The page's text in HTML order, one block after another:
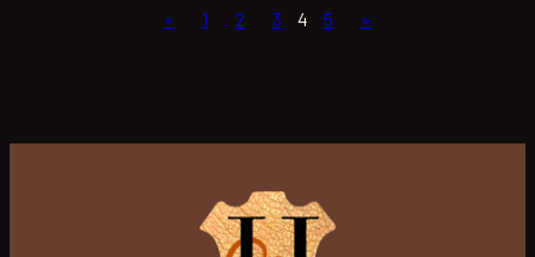
« 1 2 3 4 5 »